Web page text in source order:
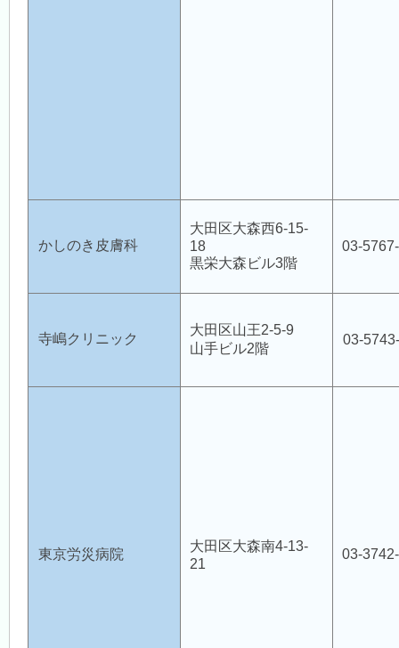
認知症対策
大田地域産業保健センター
かしのき皮膚科
大田区大森西6-15-
18
黒栄大森ビル3階
03-
寺嶋クリニック
大田区山王2-5-9
山手ビル2階
03-
東京労災病院
大田区大森南4-13-
21
03-